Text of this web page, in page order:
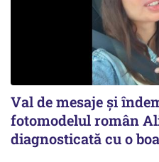
Val de mesaje și
fotomodelul român
diagnosticată cu o